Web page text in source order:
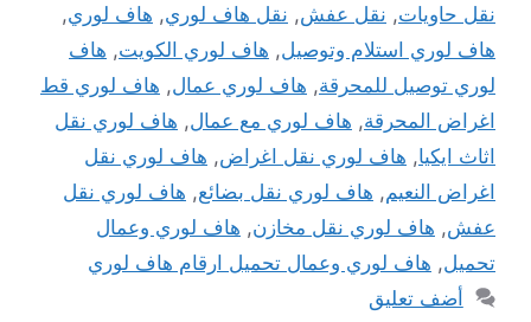
نقل حاويات, نقل عفش, نقل هاف لوري, هاف لوري,
هاف لوري استلام وتوصيل, هاف لوري الكويت, هاف
لوري توصيل للمحرقة, هاف لوري عمال, هاف لوري قط
اغراض المحرقة, هاف لوري مع عمال, هاف لوري نقل
اثاث ايكيا, هاف لوري نقل اغراض, هاف لوري نقل
اغراض النعيم, هاف لوري نقل بضائع, هاف لوري نقل
عفش, هاف لوري نقل مخازن, هاف لوري وعمال
تحميل, هاف لوري وعمال تحميل ارقام هاف لوري
أضف تعليق